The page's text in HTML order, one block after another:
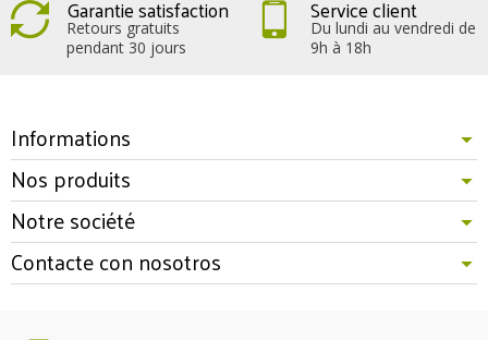
Garantie satisfaction
Retours gratuits
pendant 30 jours
Service client
Du lundi au vendredi de
9h à 18h
Informations
Nos produits
Notre société
Contacte con nosotros